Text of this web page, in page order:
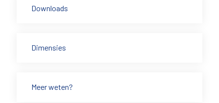
Downloads
Dimensies
Meer weten?